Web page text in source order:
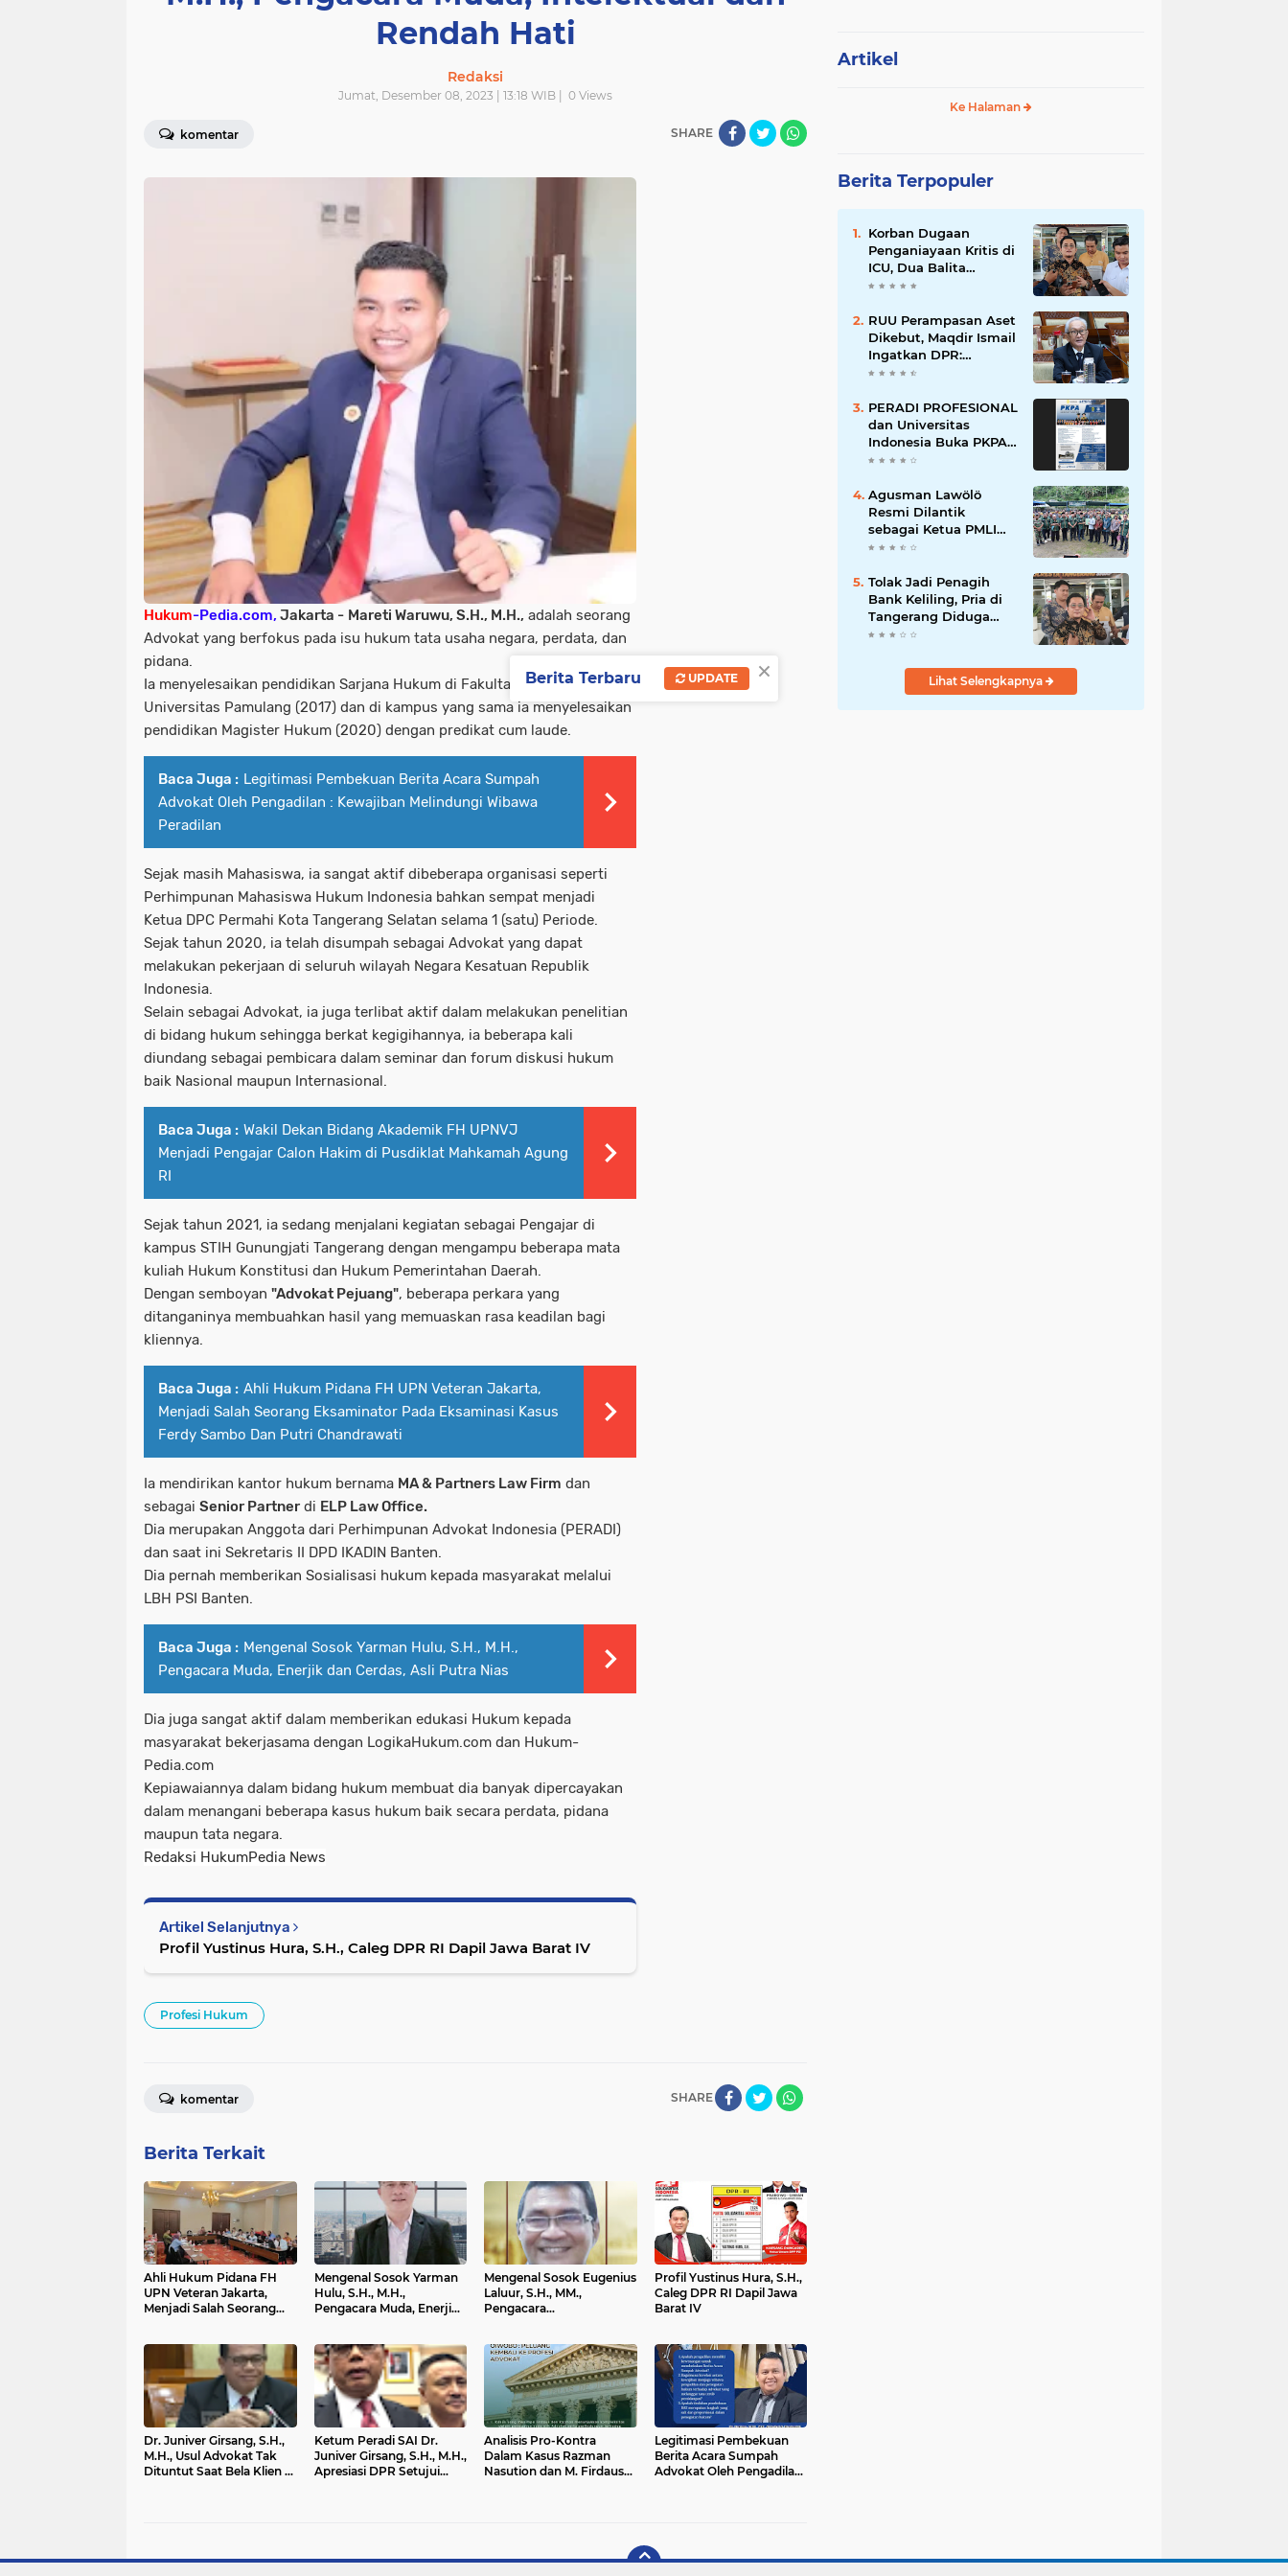
Rendah Hati
Redaksi
Jumat, Desember 08, 2023 | 13:18 WIB | 0 Views
komentar SHARE
Hukum-Pedia.com, Jakarta - Mareti Waruwu, S.H., M.H., adalah seorang
Advokat yang berfokus pada isu hukum tata usaha negara, perdata, dan
pidana.
Ia menyelesaikan pendidikan Sarjana Hukum di Fakultas Hukum
Universitas Pamulang (2017) dan di kampus yang sama ia menyelesaikan
pendidikan Magister Hukum (2020) dengan predikat cum laude.
Baca Juga : Legitimasi Pembekuan Berita Acara Sumpah
Advokat Oleh Pengadilan : Kewajiban Melindungi Wibawa
Peradilan
Sejak masih Mahasiswa, ia sangat aktif dibeberapa organisasi seperti
Perhimpunan Mahasiswa Hukum Indonesia bahkan sempat menjadi
Ketua DPC Permahi Kota Tangerang Selatan selama 1 (satu) Periode.
Sejak tahun 2020, ia telah disumpah sebagai Advokat yang dapat
melakukan pekerjaan di seluruh wilayah Negara Kesatuan Republik
Indonesia.
Selain sebagai Advokat, ia juga terlibat aktif dalam melakukan penelitian
di bidang hukum sehingga berkat kegigihannya, ia beberapa kali
diundang sebagai pembicara dalam seminar dan forum diskusi hukum
baik Nasional maupun Internasional.
Baca Juga : Wakil Dekan Bidang Akademik FH UPNVJ
Menjadi Pengajar Calon Hakim di Pusdiklat Mahkamah Agung
RI
Sejak tahun 2021, ia sedang menjalani kegiatan sebagai Pengajar di
kampus STIH Gunungjati Tangerang dengan mengampu beberapa mata
kuliah Hukum Konstitusi dan Hukum Pemerintahan Daerah.
Dengan semboyan "Advokat Pejuang", beberapa perkara yang
ditanganinya membuahkan hasil yang memuaskan rasa keadilan bagi
kliennya.
Baca Juga : Ahli Hukum Pidana FH UPN Veteran Jakarta,
Menjadi Salah Seorang Eksaminator Pada Eksaminasi Kasus
Ferdy Sambo Dan Putri Chandrawati
Ia mendirikan kantor hukum bernama MA & Partners Law Firm dan
sebagai Senior Partner di ELP Law Office.
Dia merupakan Anggota dari Perhimpunan Advokat Indonesia (PERADI)
dan saat ini Sekretaris II DPD IKADIN Banten.
Dia pernah memberikan Sosialisasi hukum kepada masyarakat melalui
LBH PSI Banten.
Baca Juga : Mengenal Sosok Yarman Hulu, S.H., M.H.,
Pengacara Muda, Enerjik dan Cerdas, Asli Putra Nias
Dia juga sangat aktif dalam memberikan edukasi Hukum kepada
masyarakat bekerjasama dengan LogikaHukum.com dan Hukum-
Pedia.com
Kepiawaiannya dalam bidang hukum membuat dia banyak dipercayakan
dalam menangani beberapa kasus hukum baik secara perdata, pidana
maupun tata negara.
Redaksi HukumPedia News
Artikel Selanjutnya
Profil Yustinus Hura, S.H., Caleg DPR RI Dapil Jawa Barat IV
Profesi Hukum
SHARE
komentar
Berita Terkait
Ahli Hukum Pidana FH
UPN Veteran Jakarta,
Menjadi Salah Seorang
Sambo Dan Putri
Chandrawati
Mengenal Sosok Yarman
Hulu, S.H., M.H.,
Pengacara Muda, Enerjik
Mengenal Sosok Eugenius
Laluur, S.H., MM.,
Pengacara
Perpajakan
Profil Yustinus Hura, S.H.,
Caleg DPR RI Dapil Jawa
Barat IV
Dr. Juniver Girsang, S.H.,
M.H., Usul Advokat Tak
Dituntut Saat Bela Klien di
Ketum Peradi SAI Dr.
Juniver Girsang, S.H., M.H.,
Apresiasi DPR Setujui
Analisis Pro-Kontra
Dalam Kasus Razman
Nasution dan M. Firdaus
Legitimasi Pembekuan
Berita Acara Sumpah
Advokat Oleh Pengadilan
Artikel
Ke Halaman
Berita Terpopuler
Korban Dugaan
Penganiayaan Kritis di
ICU, Dua Balita
Kehilangan Tulang
RUU Perampasan Aset
Dikebut, Maqdir Ismail
Ingatkan DPR:
Lindungi Hak Milik
Penyalahgunaan
Wewenang
PERADI PROFESIONAL
dan Universitas
Indonesia Buka PKPA
Angkatan I, Hadirkan
Penegak Hukum dan
Akademisi
Agusman Lawölö
Resmi Dilantik
sebagai Ketua PMLI
Periode 2026–2031,
Persatuan Marga
Lawölö
Tolak Jadi Penagih
Bank Keliling, Pria di
Tangerang Diduga
Jadi Korban
Kekerasan, Kini
Dirawat di ICULihat Selengkapnya
×
Berita Terbaru UPDATE